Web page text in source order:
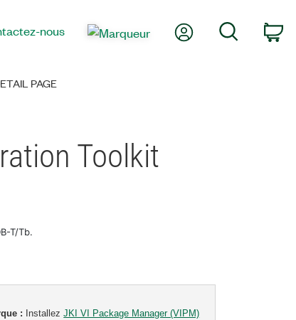
nous Mon compte
PAGE
Toolkit
T/Tb.
: InstallezJKI VI Package Manager (VIPM)